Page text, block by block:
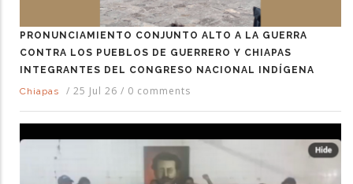
PRONUNCIAMIENTO CONJUNTO ALTO A LA GUERRA
CONTRA LOS PUEBLOS DE GUERRERO Y CHIAPAS
INTEGRANTES DEL CONGRESO NACIONAL INDÍGENA
Chiapas
/ 25 Jul 26 / 0 comments